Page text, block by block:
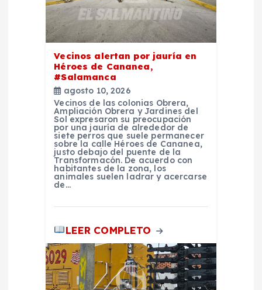
Vecinos alertan por jauría en
Héroes de Cananea,
#Salamanca
agosto 10, 2026
Vecinos de las colonias Obrera,
Ampliación Obrera y Jardines del
Sol expresaron su preocupación
por una jauría de alrededor de
siete perros que suele permanecer
sobre la calle Héroes de Cananea,
justo debajo del puente de la
Transformacón. De acuerdo con
habitantes de la zona, los
animales suelen ladrar y acercarse
de…
LEER COMPLETO